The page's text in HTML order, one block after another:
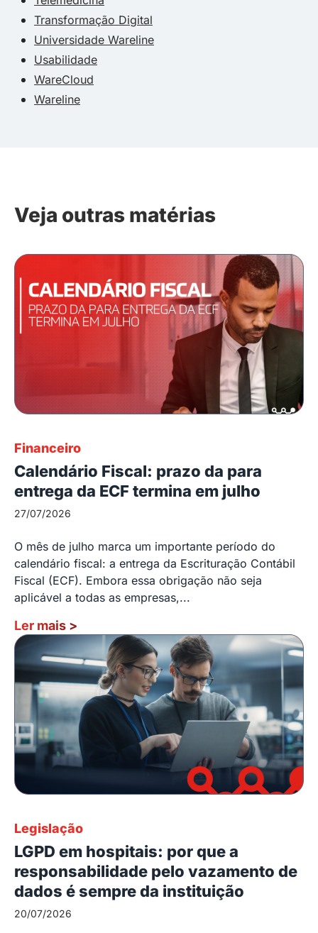
Transformação Digital
Universidade Wareline
Usabilidade
WareCloud
Wareline
Veja outras matérias
Financeiro
Calendário Fiscal: prazo da para
entrega da ECF termina em julho
27/07/2026
O mês de julho marca um importante período do
calendário fiscal: a entrega da Escrituração Contábil
Fiscal (ECF). Embora essa obrigação não seja
aplicável a todas as empresas,...
Ler mais >
Legislação
LGPD em hospitais: por que a
responsabilidade pelo vazamento de
dados é sempre da instituição
20/07/2026